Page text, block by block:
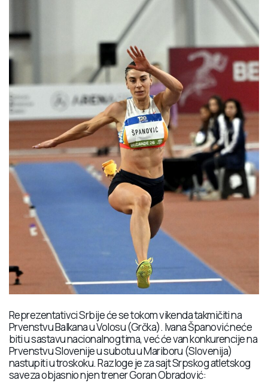
Reprezentativci Srbije će se tokom vikenda takmičiti na
Prvenstvu Balkana u Volosu (Grčka). Ivana Španović neće
biti u sastavu nacionalnog tima, već će van konkurencije na
Prvenstvu Slovenije u subotu u Mariboru (Slovenija)
nastupiti u troskoku. Razloge je za sajt Srpskog atletskog
saveza objasnio njen trener Goran Obradović: